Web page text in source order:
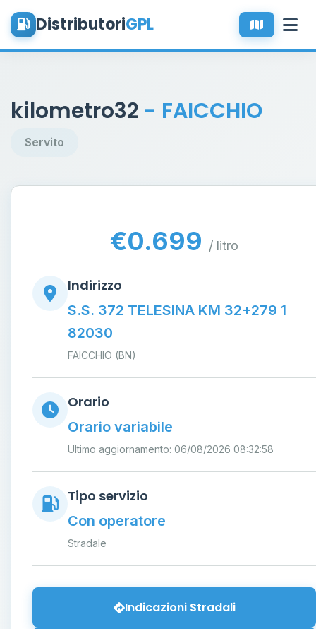
DistributoriGPL
kilometro32 - FAICCHIO
Servito
€0.699 / litro
Indirizzo
S.S. 372 TELESINA KM 32+279 1
82030
FAICCHIO (BN)
Orario
Orario variabile
Ultimo aggiornamento: 06/08/2026 08:32:58
Tipo servizio
Con operatore
Stradale
Indicazioni Stradali